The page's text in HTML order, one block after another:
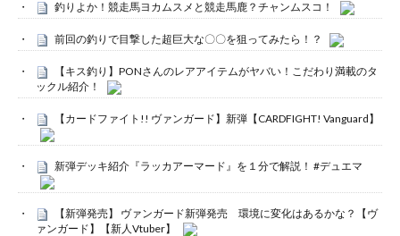
釣りよか！競走馬ヨカムスメと競走馬鹿？チャンムスコ！
前回の釣りで目撃した超巨大な〇〇を狙ってみたら！？
【キス釣り】PONさんのレアアイテムがヤバい！こだわり満載のタ
ックル紹介！
【カードファイト!! ヴァンガード】新弾【CARDFIGHT! Vanguard】
新弾デッキ紹介『ラッカアーマード』を１分で解説！ #デュエマ
【新弾発売】 ヴァンガード新弾発売 環境に変化はあるかな？【ヴ
ァンガード】【新人Vtuber】